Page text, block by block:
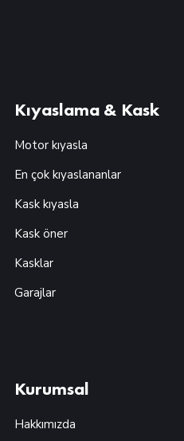
Kıyaslama & Kask
Motor kıyasla
En çok kıyaslananlar
Kask kıyasla
Kask öner
Kasklar
Garajlar
Kurumsal
Hakkımızda